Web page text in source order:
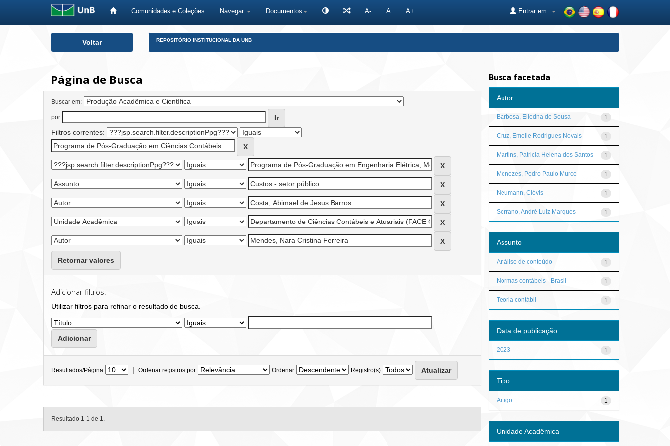
Comunidades e Coleções Navegar Documentos A- A A+ Entrar em:
Voltar REPOSITÓRIO INSTITUCIONAL DA UNB
Página de Busca
Buscar em:
por
Filtros correntes:
Retornar valores
Adicionar filtros:
Utilizar filtros para refinar o resultado de busca.
Resultados/Página | Ordenar registros por Ordenar Registro(s)
Resultado 1-1 de 1.
Busca facetada
Autor
1
Barbosa, Eliedna de Sousa
1
Cruz, Emelle Rodrigues Novais
1
Martins, Patricia Helena dos Santos
1
Menezes, Pedro Paulo Murce
1
Neumann, Clóvis
1
Serrano, André Luiz Marques
Assunto
1
Análise de conteúdo
1
Normas contábeis - Brasil
1
Teoria contábil
Data de publicação
1
2023
Tipo
1
Artigo
Unidade Acadêmica